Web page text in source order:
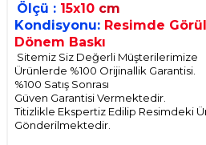
Ölçü : 15x10 cm
Kondisyonu: Resimde
Dönem Baskı
Sitemiz Siz Değerli Müşterilerimize
Ürünlerde %100 Orijinallik Garantisi.
%100 Satış Sonrası
Güven Garantisi Vermektedir.
Titizlikle Ekspertiz Edilip Resimdeki
Gönderilmektedir.